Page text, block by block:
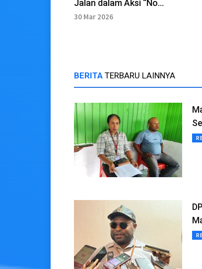
Jalan dalam Aksi “No
Kings”
30 Mar 2026
BERITA TERBARU LAINNYA